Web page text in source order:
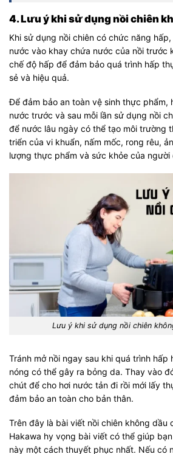
4. Lưu ý khi sử dụng nồi chiên
Khi sử dụng nồi chiên có chức năng
nước vào khay chứa nước của nồi trước
chế độ hấp để đảm bảo quá trình hấp
sẻ và hiệu quả.
Để đảm bảo an toàn vệ sinh thực phẩm,
nước trước và sau mỗi lần sử dụng nồi
để nước lâu ngày có thể tạo môi trường
triển của vi khuẩn, nấm mốc, rong rêu,
lượng thực phẩm và sức khỏe của người
Lưu ý khi sử dụng nồi chiên
Tránh mở nồi ngay sau khi quá trình hấp
nóng có thể gây ra bỏng da. Thay vào
chút để cho hơi nước tản đi rồi mới lấy
đảm bảo an toàn cho bản thân.
Trên đây là bài viết nồi chiên không dầu
Hakawa hy vọng bài viết có thể giúp
này một cách thuyết phục nhất. Nếu có